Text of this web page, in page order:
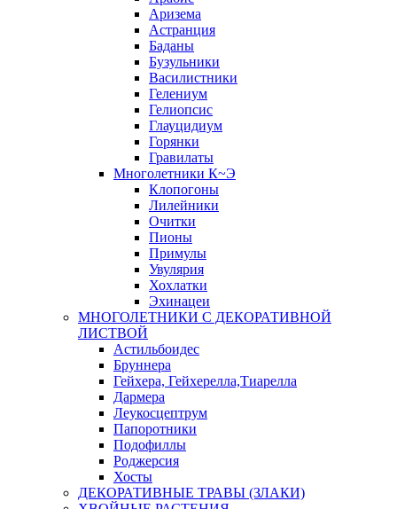
Аризема
Астранция
Баданы
Бузульники
Василистники
Гелениум
Гелиопсис
Глауцидиум
Горянки
Гравилаты
Многолетники К~Э
Клопогоны
Лилейники
Очитки
Пионы
Примулы
Увулярия
Хохлатки
Эхинацеи
МНОГОЛЕТНИКИ С ДЕКОРАТИВНОЙ
ЛИСТВОЙ
Астильбоидес
Бруннера
Гейхера, Гейхерелла,Тиарелла
Дармера
Леукосцептрум
Папоротники
Подофиллы
Роджерсия
Хосты
ДЕКОРАТИВНЫЕ ТРАВЫ (ЗЛАКИ)